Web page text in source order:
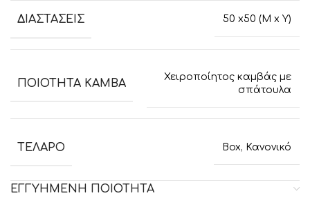
ΔΙΑΣΤΑΣΕΙΣ 50 x50 (M x Y)
ΠΟΙΟΤΗΤΑ ΚΑΜΒΑ
Χειροποίητος καμβάς με
σπάτουλα
ΤΕΛΑΡΟ Box, Κανονικό
ΕΓΓΥΗΜΕΝΗ ΠΟΙΟΤΗΤΑ